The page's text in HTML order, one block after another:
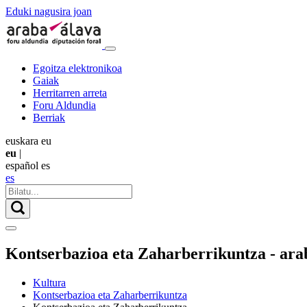
Eduki nagusira joan
Egoitza elektronikoa
Gaiak
Herritarren arreta
Foru Aldundia
Berriak
euskara eu
eu |
español es
es
Kontserbazioa eta Zaharberrikuntza -
Kultura
Kontserbazioa eta Zaharberrikuntza